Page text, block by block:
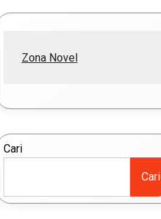
Zona Novel
Cari
Cari